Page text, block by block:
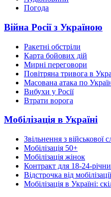
Погода
Війна Росії з Україною
Ракетні обстріли
Карта бойових дій
Мирні переговори
Повітряна тривога в
Масована атака по
Вибухи у Росії
Втрати ворога
Мобілізація в Україні
Звільнення з військової
Мобілізація 50+
Мобілізація жінок
Контракт для 18-24-
Відстрочка від мобілізації
Мобілізація в Україні: